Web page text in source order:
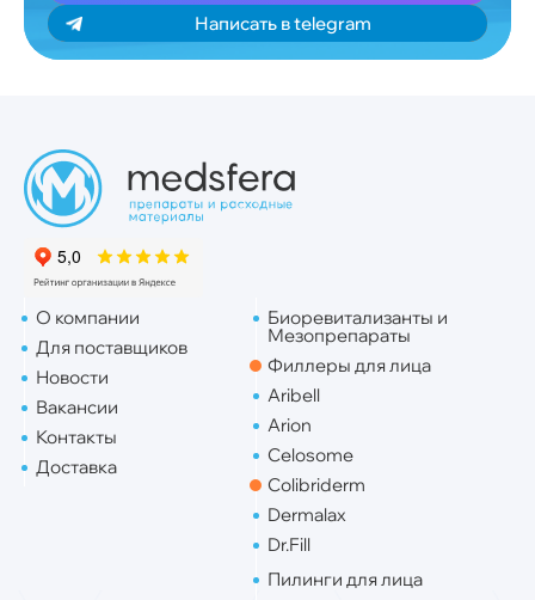
Написать в telegram
О компании
Для поставщиков
Новости
Вакансии
Контакты
Доставка
Биоревитализанты и
Мезопрепараты
Филлеры для лица
Aribell
Arion
Celosome
Colibriderm
Dermalax
Dr.Fill
Пилинги для лица